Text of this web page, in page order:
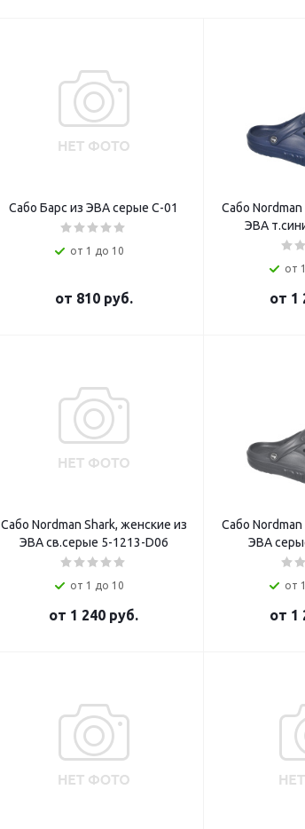
Сабо Барс из ЭВА серые С-01
от 1 до 10
от 810 руб.
Сабо
ЭВА
от
от 1
Сабо Nordman Shark, женские из
ЭВА св.серые 5-1213-D06
от 1 до 10
от 1 240 руб.
Сабо
ЭВА
от
от 1